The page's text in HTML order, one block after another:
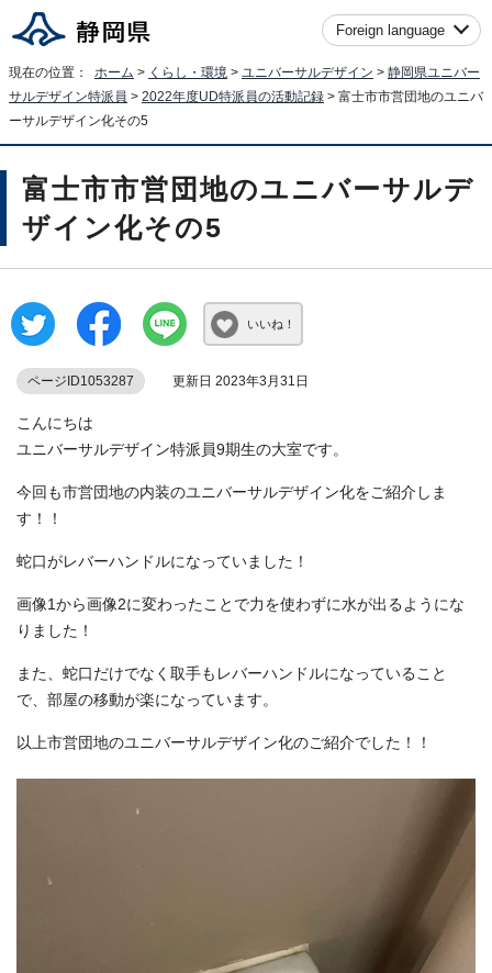
Foreign language
現在の位置： ホーム > くらし・環境 > ユニバーサルデザイン > 静岡県ユニバー
サルデザイン特派員 > 2022年度UD特派員の活動記録 > 富士市市営団地のユニバ
ーサルデザイン化その5
富士市市営団地のユニバーサルデ
ザイン化その5
いいね！
ページID1053287 更新日 2023年3月31日
こんにちは
ユニバーサルデザイン特派員9期生の大室です。
今回も市営団地の内装のユニバーサルデザイン化をご紹介しま
す！！
蛇口がレバーハンドルになっていました！
画像1から画像2に変わったことで力を使わずに水が出るようにな
りました！
また、蛇口だけでなく取手もレバーハンドルになっていること
で、部屋の移動が楽になっています。
以上市営団地のユニバーサルデザイン化のご紹介でした！！